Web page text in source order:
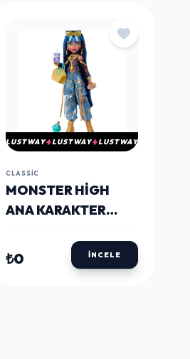
LUSTWAY LUSTWAY LUSTWAY
CLASSIC
MONSTER HIGH
ANA KARAKTER
₺0 İNCELE